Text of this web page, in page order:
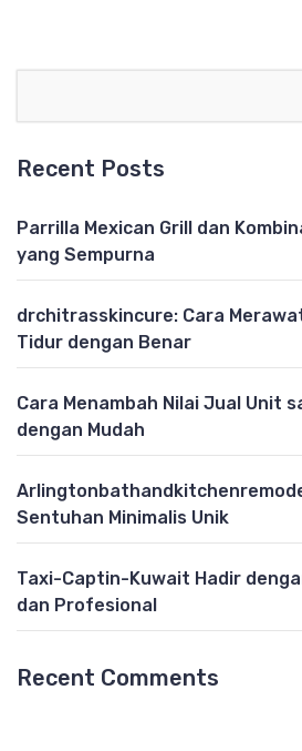
Recent Posts
Parrilla Mexican Grill dan
yang Sempurna
drchitrasskincure: Cara
Tidur dengan Benar
Cara Menambah Nilai Jual Unit
dengan Mudah
Sentuhan Minimalis Unik
Taxi-Captin-Kuwait Hadir
dan Profesional
Recent Comments